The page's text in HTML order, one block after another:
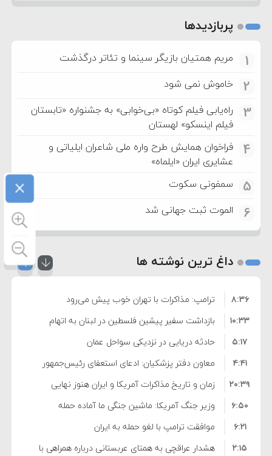
پربازدیدها
1 مریم همتیان بازیگر سینما و تئاتر درگذشت
2 خاموش نمی شود
3
راه‌یابی فیلم کوتاه «بی‌خوابی» به جشنواره «تابستان
فیلم اینسکو» لهستان
4
فراخوان همایش طرح واره ملی شاعران ایلیاتی و
عشایری ایران «ایلماه»
5 سمفونی سکوت
6 الموت ثبت جهانی شد
داغ ترین نوشته ها
ترامپ: مذاکرات با تهران خوب پیش می‌رود
۸:۳۶
بازداشت سفیر پیشین فلسطین در لبنان به اتهام
فساد و اختلاس اموال
۱۰:۳۳
حادثه دریایی در نزدیکی سواحل عمان
۵:۱۷
معاون دفتر پزشکیان: ادعای استعفای رئیس‌جمهور
واهی و کذب محض است
۴:۴۱
زمان و تاریخ مذاکرات آمریکا و ایران هنوز نهایی
نشده است
۲۰:۳۹
وزیر جنگ آمریکا: ماشین جنگی ما آماده حمله
نظامی علیه ایران است
۶:۵۰
موافقت ترامپ با لغو حمله به ایران
۶:۲۱
هشدار عراقچی به همتای عربستانی درباره همراهی با
۲:۱۵
×